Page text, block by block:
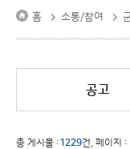
홈 소통/참여
공고
총 게시물 :1229건, 페이지 :